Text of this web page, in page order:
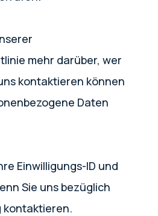
mehr darüber, wer
kontaktieren können
Daten
Einwilligungs-ID und
Sie uns bezüglich
kontaktieren.